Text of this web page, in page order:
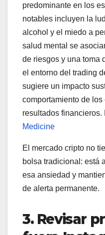
predominante en los
notables incluyen la
alcohol y el miedo a
salud mental se
de riesgos y una toma
el entorno del trading
sugiere un impacto
comportamiento de
resultados financieros.
Medicine
El mercado cripto no
bolsa tradicional: está
esa ansiedad y
de alerta permanente.
3. Revisar